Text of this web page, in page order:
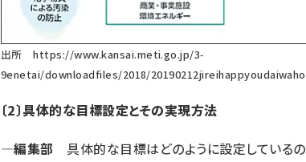
出所https://www.kansai.meti.go.jp/3-
9enetai/downloadfiles/2018/
〔2〕具体的な目標設定とその実現方法
―編集部 具体的な目標はどのように設定しているの